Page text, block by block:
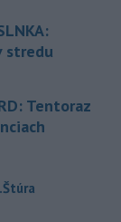
stredu
Tentoraz